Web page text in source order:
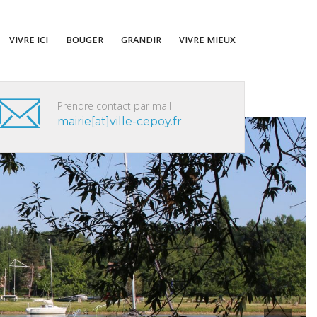
VIVRE ICI BOUGER GRANDIR VIVRE MIEUX
Prendre contact par mail
mairie[at]ville-cepoy.fr